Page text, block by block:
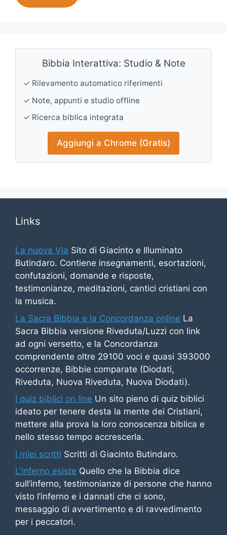
Bibbia Interattiva: Studio & Note
✓ Rilevamento automatico riferimenti
✓ Note, appunti e studio offline
✓ Ricerca biblica integrata
Aggiungi a Chrome (Gratis)
Links
La nuova Via Sito di Giacinto e Illuminato
Butindaro. Contiene insegnamenti, esortazioni,
confutazioni, domande e risposte,
testimonianze, meditazioni, cantici cristiani con
la musica.
La Sacra Bibbia e la Concordanza online La
Sacra Bibbia versione Riveduta/Luzzi con link
ad ogni versetto, e la Concordanza
comprendente oltre 29100 voci e quasi 393000
occorrenze, Bibbie comparate (Diodati,
Riveduta, Nuova Riveduta, Nuova Diodati).
I quiz biblici on line Un sito pieno di quiz biblici
ideato per tenere desta la mente dei Cristiani,
mettere alla prova la loro conoscenza biblica e
nello stesso tempo accrescerla.
I miei scritti Scritti di Giacinto Butindaro.
L'inferno esiste Quello che la Bibbia dice
sull’inferno, testimonianze di persone che hanno
visto l’inferno e i dannati che ci sono,
messaggio di avvertimento e di ravvedimento
per i peccatori.